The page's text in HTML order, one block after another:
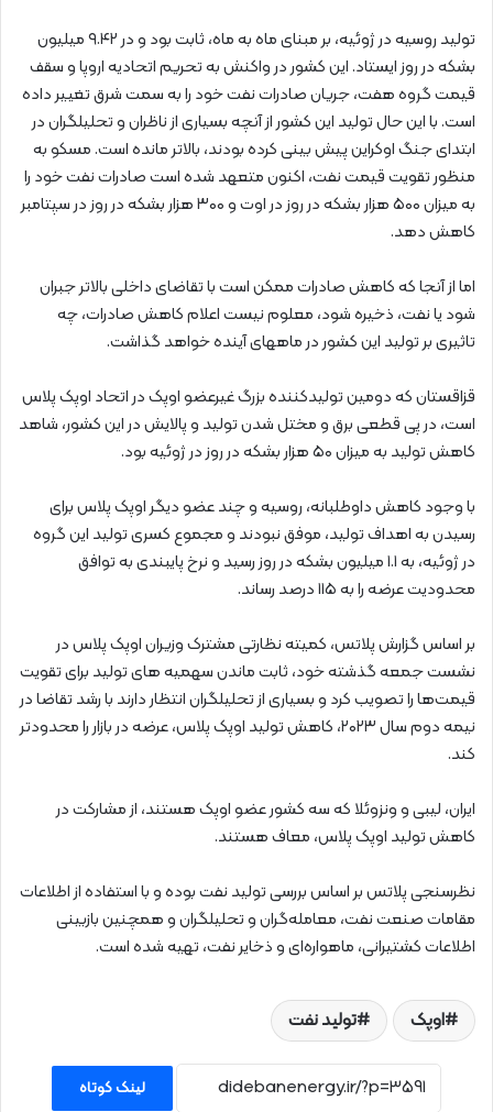
تولید روسیه در ژوئیه، بر مبنای ماه به ماه، ثابت بود و در ۹.۴۲ میلیون
بشکه در روز ایستاد. این کشور در واکنش به تحریم اتحادیه اروپا و سقف
قیمت گروه هفت، جریان صادرات نفت خود را به سمت شرق تغییر داده
است. با این حال تولید این کشور از آنچه بسیاری از ناظران و تحلیلگران در
ابتدای جنگ اوکراین پیش بینی کرده بودند، بالاتر مانده است. مسکو به
منظور تقویت قیمت نفت، اکنون متعهد شده است صادرات نفت خود را
به میزان ۵۰۰ هزار بشکه در روز در اوت و ۳۰۰ هزار بشکه در روز در سپتامبر
کاهش دهد.
اما از آنجا که کاهش صادرات ممکن است با تقاضای داخلی بالاتر جبران
شود یا نفت، ذخیره شود، معلوم نیست اعلام کاهش صادرات، چه
تاثیری بر تولید این کشور در ماههای آینده خواهد گذاشت.
قزاقستان که دومین تولیدکننده بزرگ غیرعضو اوپک در اتحاد اوپک پلاس
است، در پی قطعی برق و مختل شدن تولید و پالایش در این کشور، شاهد
کاهش تولید به میزان ۵۰ هزار بشکه در روز در ژوئیه بود.
با وجود کاهش داوطلبانه، روسیه و چند عضو دیگر اوپک پلاس برای
رسیدن به اهداف تولید، موفق نبودند و مجموع کسری تولید این گروه
در ژوئیه، به ۱.۱ میلیون بشکه در روز رسید و نرخ پایبندی به توافق
محدودیت عرضه را به ۱۱۵ درصد رساند.
بر اساس گزارش پلاتس، کمیته نظارتی مشترک وزیران اوپک پلاس در
نشست جمعه گذشته خود، ثابت ماندن سهمیه های تولید برای تقویت
قیمت‌ها را تصویب کرد و بسیاری از تحلیلگران انتظار دارند با رشد تقاضا در
نیمه دوم سال ۲۰۲۳، کاهش تولید اوپک پلاس، عرضه در بازار را محدودتر
کند.
ایران، لیبی و ونزوئلا که سه کشور عضو اوپک هستند، از مشارکت در
کاهش تولید اوپک پلاس، معاف هستند.
نظرسنجی پلاتس بر اساس بررسی تولید نفت بوده و با استفاده از اطلاعات
مقامات صنعت نفت، معامله‌گران و تحلیلگران و همچنین بازبینی
اطلاعات کشتیرانی، ماهواره‌ای و ذخایر نفت، تهیه شده است.
اوپک تولید نفت
لینک کوتاه